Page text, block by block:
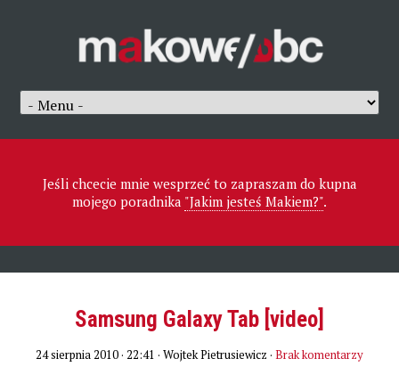
Jeśli chcecie mnie wesprzeć to zapraszam do kupna
mojego poradnika "Jakim jesteś Makiem?".
Samsung Galaxy Tab [video]
24 sierpnia 2010 · 22:41 · Wojtek Pietrusiewicz · Brak komentarzy